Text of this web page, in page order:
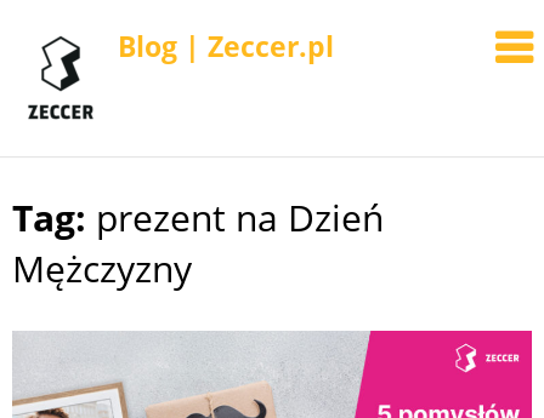
Blog | Zeccer.pl
Skip
content
Tag: prezent na Dzień
Mężczyzny